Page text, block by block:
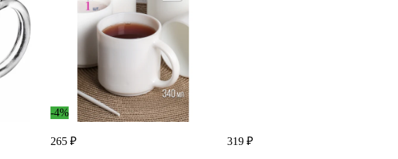
-4%
265 ₽ 319 ₽